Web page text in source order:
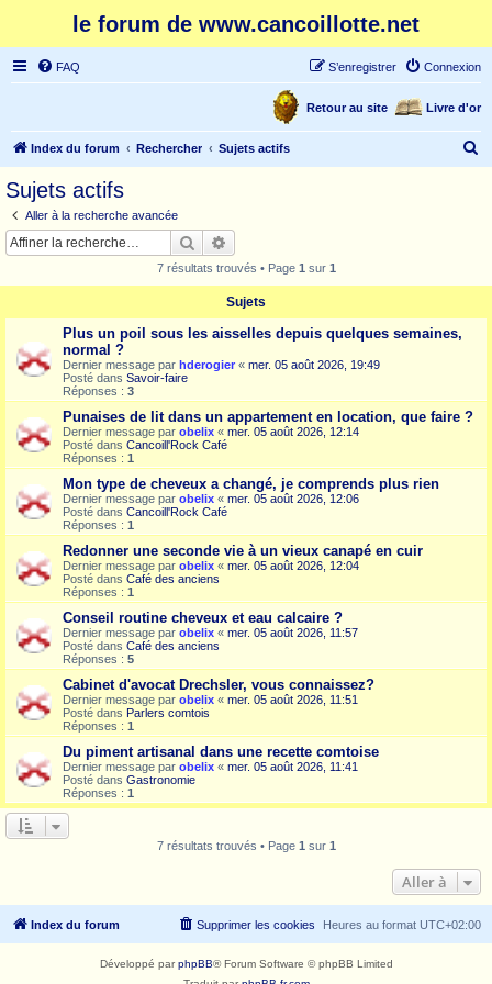
le forum de www.cancoillotte.net
FAQ Connexion
S’enregistrer
Livre d'or
Retour au site
Index du forum Rechercher Sujets actifs
Sujets actifs
Aller à la recherche avancée
Rechercher
7 résultats trouvés • Page 1 sur 1
Sujets
Plus un poil sous les aisselles depuis quelques semaines,
normal ?
Dernier message par hderogier « mer. 05 août 2026, 19:49
Posté dans Savoir-faire
Réponses : 3
Punaises de lit dans un appartement en location, que faire ?
Dernier message par obelix « mer. 05 août 2026, 12:14
Posté dans Cancoill'Rock Café
Réponses : 1
Mon type de cheveux a changé, je comprends plus rien
Dernier message par obelix « mer. 05 août 2026, 12:06
Posté dans Cancoill'Rock Café
Réponses : 1
Redonner une seconde vie à un vieux canapé en cuir
Dernier message par obelix « mer. 05 août 2026, 12:04
Posté dans Café des anciens
Réponses : 1
Conseil routine cheveux et eau calcaire ?
Dernier message par obelix « mer. 05 août 2026, 11:57
Posté dans Café des anciens
Réponses : 5
Cabinet d'avocat Drechsler, vous connaissez?
Dernier message par obelix « mer. 05 août 2026, 11:51
Posté dans Parlers comtois
Réponses : 1
Du piment artisanal dans une recette comtoise
Dernier message par obelix « mer. 05 août 2026, 11:41
Posté dans Gastronomie
Réponses : 1
7 résultats trouvés • Page 1 sur 1
Aller à
Index du forum Heures au format UTC+02:00
Supprimer les cookies
Développé parphpBB® Forum Software © phpBB Limited